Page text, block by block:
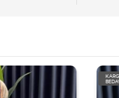
KARGO
BEDAVA